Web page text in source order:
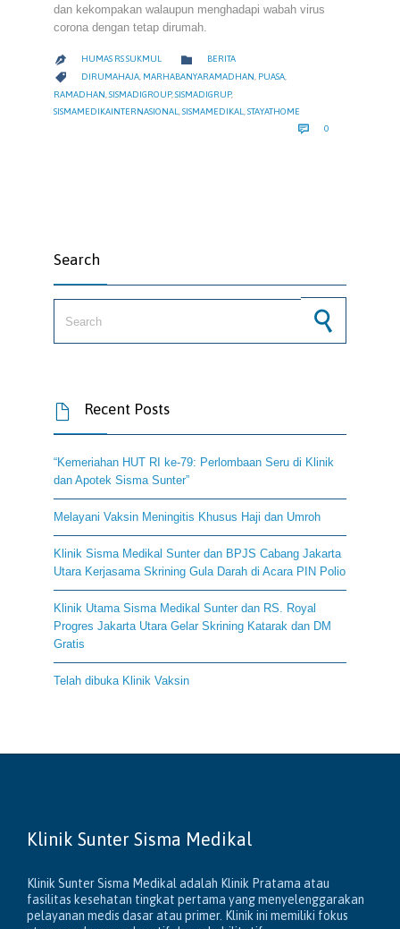
dan kekompakan walaupun menghadapi wabah virus
corona dengan tetap dirumah.
 HUMAS RS SUKMUL  CATEGORY
BERITA
 CATEGORY
DIRUMAHAJA, MARHABANYARAMADHAN, PUASA,
RAMADHAN SISMADIGROUP, SISMADIGRUP,
SISMAMEDIKAINTERNASIONAL
SISMAMEDIKAL STAYATHOME
 0
Search
 Recent Posts
“Kemeriahan HUT RI ke-79: Perlombaan Seru di Klinik
dan Apotek Sisma Sunter”
Melayani Vaksin Meningitis Khusus Haji dan Umroh
Klinik Sisma Medikal Sunter dan BPJS Cabang Jakarta
Utara Kerjasama Skrining Gula Darah di Acara PIN Polio
Klinik Utama Sisma Medikal Sunter dan RS. Royal
Progres Jakarta Utara Gelar Skrining Katarak dan DM
Gratis
Telah dibuka Klinik Vaksin
Klinik Sunter Sisma Medikal
Klinik Sunter Sisma Medikal adalah Klinik Pratama atau
fasilitas kesehatan tingkat pertama yang menyelenggarakan
pelayanan medis dasar atau primer. Klinik ini memiliki fokus